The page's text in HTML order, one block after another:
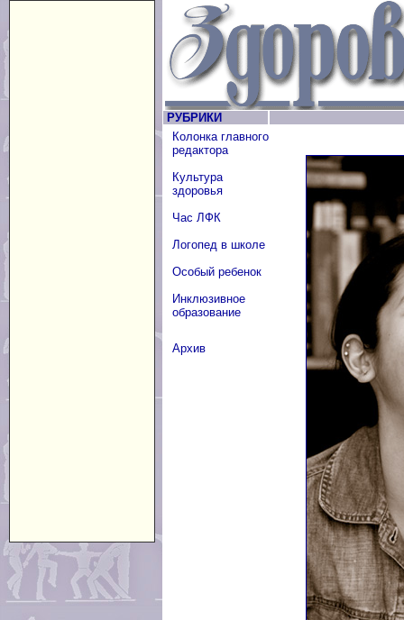
РУБРИКИ
Колонка главного
редактора
Культура
здоровья
Час ЛФК
Логопед в школе
Особый ребенок
Инклюзивное
образование
Архив